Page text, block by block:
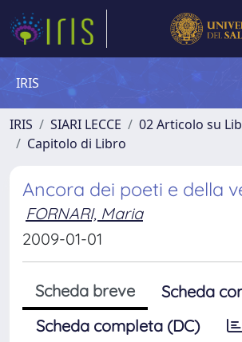
IRIS
IRIS SIARI LECCE
02 Articolo su
Capitolo di Libro
Ancora dei poeti e della
FORNARI, Maria
2009-01-01
Scheda breve
Scheda
Scheda completa (DC)